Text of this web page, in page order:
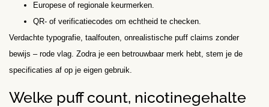
Europese of regionale keurmerken.
QR- of verificatiecodes om echtheid te checken.
Verdachte typografie, taalfouten, onrealistische puff claims zonder
bewijs – rode vlag. Zodra je een betrouwbaar merk hebt, stem je de
specificaties af op je eigen gebruik.
Welke puff count, nicotinegehalte